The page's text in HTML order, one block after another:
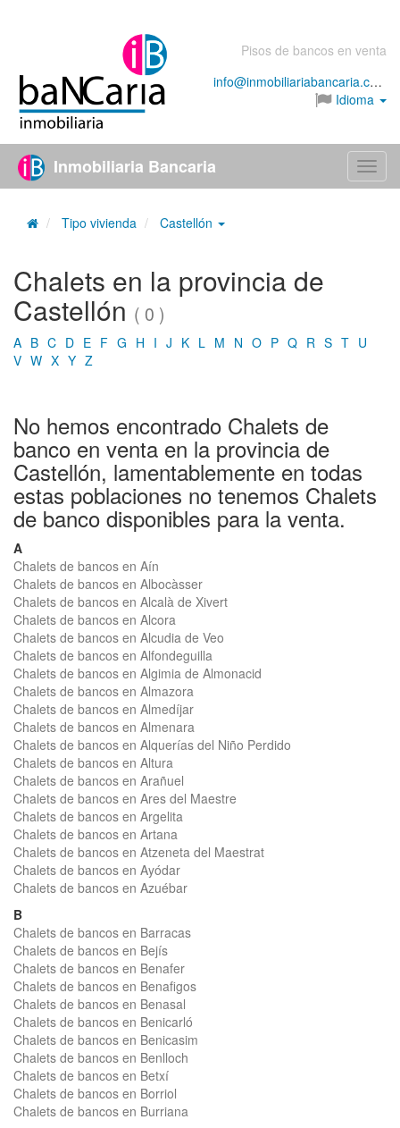
Pisos de bancos en venta
info@inmobiliariabancaria.com
Idioma
Menú
Inmobiliaria Bancaria
Tipo vivienda Castellón
Chalets en la provincia de
Castellón ( 0 )
A B C D E F G H I J K L M N O P Q R S T U
V W X Y Z
No hemos encontrado Chalets de
banco en venta en la provincia de
Castellón, lamentablemente en todas
estas poblaciones no tenemos Chalets
de banco disponibles para la venta.
A
Chalets de bancos en Aín
Chalets de bancos en Albocàsser
Chalets de bancos en Alcalà de Xivert
Chalets de bancos en Alcora
Chalets de bancos en Alcudia de Veo
Chalets de bancos en Alfondeguilla
Chalets de bancos en Algimia de Almonacid
Chalets de bancos en Almazora
Chalets de bancos en Almedíjar
Chalets de bancos en Almenara
Chalets de bancos en Alquerías del Niño Perdido
Chalets de bancos en Altura
Chalets de bancos en Arañuel
Chalets de bancos en Ares del Maestre
Chalets de bancos en Argelita
Chalets de bancos en Artana
Chalets de bancos en Atzeneta del Maestrat
Chalets de bancos en Ayódar
Chalets de bancos en Azuébar
B
Chalets de bancos en Barracas
Chalets de bancos en Bejís
Chalets de bancos en Benafer
Chalets de bancos en Benafigos
Chalets de bancos en Benasal
Chalets de bancos en Benicarló
Chalets de bancos en Benicasim
Chalets de bancos en Benlloch
Chalets de bancos en Betxí
Chalets de bancos en Borriol
Chalets de bancos en Burriana